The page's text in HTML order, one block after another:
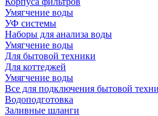
Умягчение воды
УФ системы
Наборы для анализа воды
Умягчение воды
Для бытовой техники
Для коттеджей
Умягчение воды
Все для подключения бытовой
Водоподготовка
Заливные шланги